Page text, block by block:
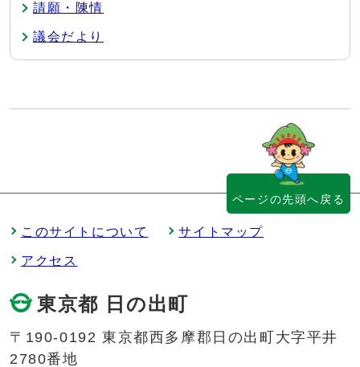
請願・陳情
議会だより
このサイトについて サイトマップ
アクセス
東京都 日の出町
〒190-0192 東京都西多摩郡日の出町大字平井
2780番地
ページの先頭へ戻る